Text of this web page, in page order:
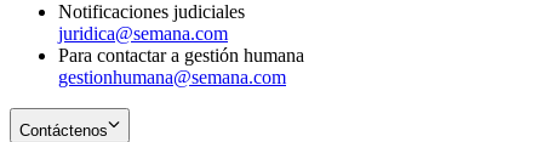
Notificaciones judiciales
juridica@semana.com
Para contactar a gestión humana
gestionhumana@semana.com
Contáctenos